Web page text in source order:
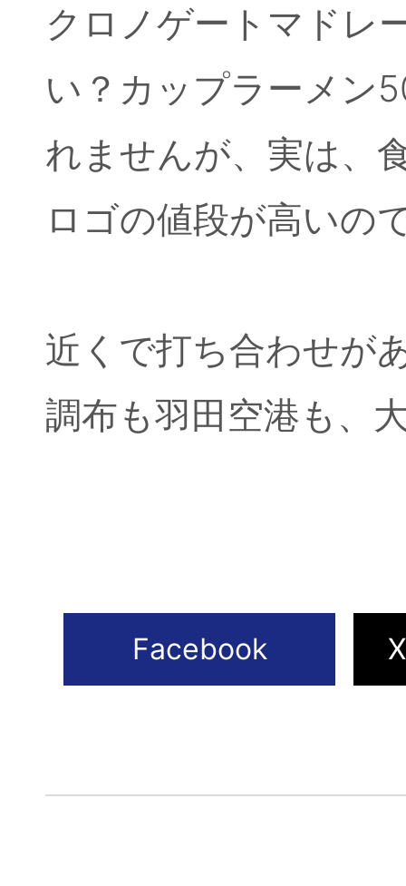
クロノゲートマドレ
い？カップラーメン
れませんが、実は、
ロゴの値段が高いの
近くで打ち合わせが
調布も羽田空港も、